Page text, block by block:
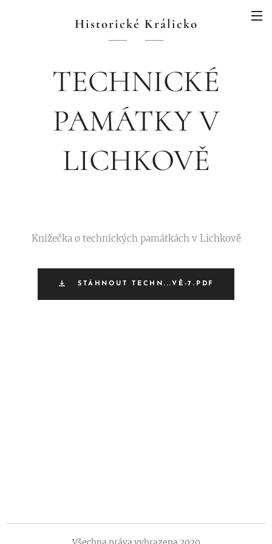
Historické Králicko
TECHNICKÉ
PAMÁTKY V
LICHKOVĚ
Knižečka o technických památkách v Lichkově
STÁHNOUT TECHN...VĚ-7.PDF